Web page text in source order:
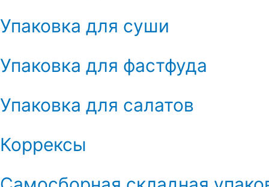
Упаковка для суши
Упаковка для фастфуда
Упаковка для салатов
Коррексы